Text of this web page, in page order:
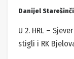
Danijel
U 2. HRL –
stigli i RK